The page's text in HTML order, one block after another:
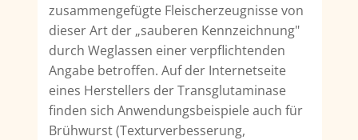
zusammengefügte Fleischerzeugnisse von
dieser Art der „sauberen Kennzeichnung"
durch Weglassen einer verpflichtenden
Angabe betroffen. Auf der Internetseite
eines Herstellers der Transglutaminase
finden sich Anwendungsbeispiele auch für
Brühwurst (Texturverbesserung,